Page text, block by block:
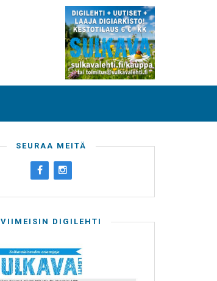
SEURAA MEITÄ
VIIMEISIN DIGILEHTI